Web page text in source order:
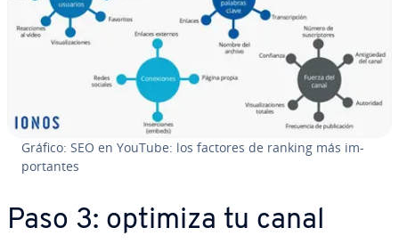
Gráfico: SEO en YouTube: los factores de ranking más im­
po­r­ta­n­tes
Paso 3: optimiza tu canal